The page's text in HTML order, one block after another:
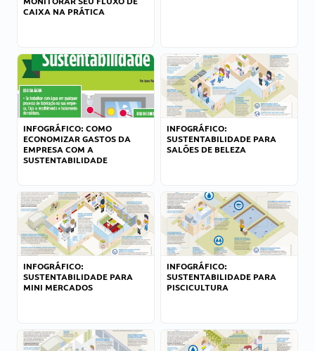
CAIXA NA PRÁTICA
INFOGRÁFICO: COMO
ECONOMIZAR GASTOS DA
EMPRESA COM A
SUSTENTABILIDADE
INFOGRÁFICO:
SUSTENTABILIDADE PARA
SALÕES DE BELEZA
INFOGRÁFICO:
SUSTENTABILIDADE PARA
MINI MERCADOS
INFOGRÁFICO:
SUSTENTABILIDADE PARA
PISCICULTURA